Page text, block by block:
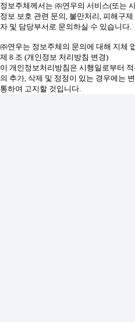
정보주체께서는 ㈜연우의 서비스(또는
정보 보호 관련 문의, 불만처리, 피해구
자 및 담당부서로 문의하실 수 있습니다.
㈜연우는 정보주체의 문의에 대해 지체
제 8 조 (개인정보 처리방침 변경)
이 개인정보처리방침은 시행일로부터
의 추가, 삭제 및 정정이 있는 경우에는
통하여 고지할 것입니다.